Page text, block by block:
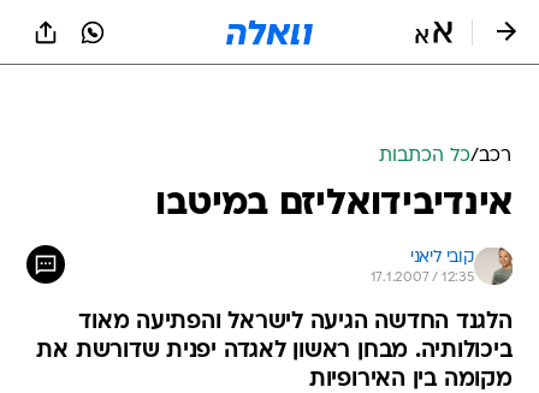
רכב/כל הכתבות
אינדיבידואליזם במיטבו
קובי ליאני
17.1.2007 / 12:35
הלגנד החדשה הגיעה לישראל והפתיעה מאוד
ביכולותיה. מבחן ראשון לאגדה יפנית שדורשת את
מקומה בין האירופיות